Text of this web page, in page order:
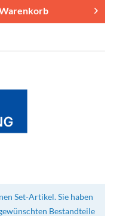
Set-Artikel. Sie haben
Bestandteile